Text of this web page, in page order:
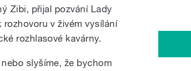
Zibi, přijal pozvání Lady
rozhovoru v živém vysílání
rozhlasové kavárny.
slyšíme, že bychom